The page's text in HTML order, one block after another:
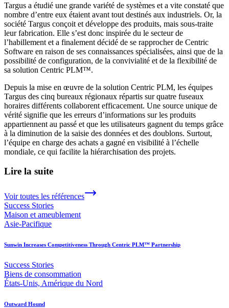
Targus a étudié une grande variété de systèmes et a vite constaté que
nombre d’entre eux étaient avant tout destinés aux industriels. Or, la
société Targus conçoit et développe des produits, mais sous-traite
leur fabrication. Elle s’est donc inspirée du le secteur de
l’habillement et a finalement décidé de se rapprocher de Centric
Software en raison de ses connaissances spécialisées, ainsi que de la
possibilité de configuration, de la convivialité et de la flexibilité de
sa solution Centric PLM™.
Depuis la mise en œuvre de la solution Centric PLM, les équipes
Targus des cinq bureaux régionaux répartis sur quatre fuseaux
horaires différents collaborent efficacement. Une source unique de
vérité signifie que les erreurs d’informations sur les produits
appartiennent au passé et que les utilisateurs gagnent du temps grâce
à la diminution de la saisie des données et des doublons. Surtout,
l’équipe en charge des achats a gagné en visibilité à l’échelle
mondiale, ce qui facilite la hiérarchisation des projets.
Lire la suite
Voir toutes les références
Success Stories
Maison et ameublement
Asie-Pacifique
Sunwin Increases Competitiveness Through Centric PLM™ Partnership
Success Stories
Biens de consommation
États-Unis, Amérique du Nord
Outward Hound